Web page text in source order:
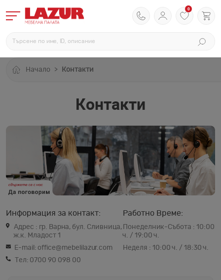
0
Начало Контакти
Контакти
Информация за контакт:
Адрес : гр. Варна, бул. Сливница,
ж.к. Младост 1
E-mail: office@mebelilazur.com
Тел: 0700 90 098 00
Работно Време:
Понеделник-Събота : 10:00
ч. / 19:00 ч.
Неделя : 10:00 ч. / 18:30 ч.